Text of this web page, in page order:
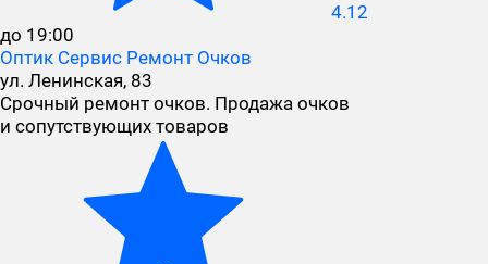
4.12
до 19:00
Оптик Сервис Ремонт Очков
ул. Ленинская, 83
Срочный ремонт очков. Продажа очков
и сопутствующих товаров